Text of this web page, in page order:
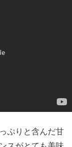
ぷりと含んだ甘